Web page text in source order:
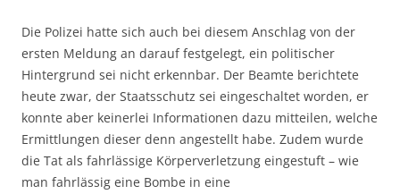
Die Polizei hatte sich auch bei diesem Anschlag von der
ersten Meldung an darauf festgelegt, ein politischer
Hintergrund sei nicht erkennbar. Der Beamte berichtete
heute zwar, der Staatsschutz sei eingeschaltet worden, er
konnte aber keinerlei Informationen dazu mitteilen, welche
Ermittlungen dieser denn angestellt habe. Zudem wurde
die Tat als fahrlässige Körperverletzung eingestuft – wie
man fahrlässig eine Bombe in eine